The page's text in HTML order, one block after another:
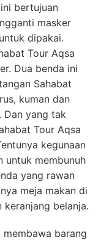
bertujuan
masker
dipakai.
Tour Aqsa
Dua benda ini
Sahabat
kuman dan
Dan yang tak
Tour Aqsa
kegunaan
untuk membunuh
yang rawan
meja makan di
keranjang belanja.
barang